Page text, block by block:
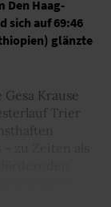
Den Haag-
sich auf 69:46
glänzte
Krause
Trier